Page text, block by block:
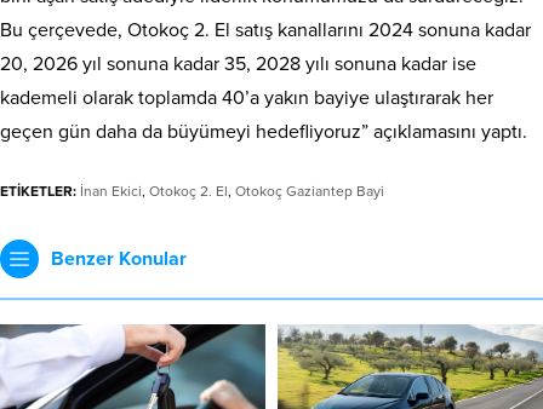
Bu çerçevede, Otokoç 2. El satış kanallarını 2024 sonuna kadar
20, 2026 yıl sonuna kadar 35, 2028 yılı sonuna kadar ise
kademeli olarak toplamda 40’a yakın bayiye ulaştırarak her
geçen gün daha da büyümeyi hedefliyoruz” açıklamasını yaptı.
ETİKETLER: İnan Ekici, Otokoç 2. El, Otokoç Gaziantep Bayi
Benzer Konular